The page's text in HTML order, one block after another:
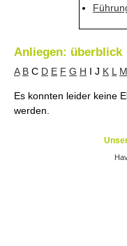
Anliegen: überblick
A B C D E F G H I J K L M
Es konnten leider keine
werden.